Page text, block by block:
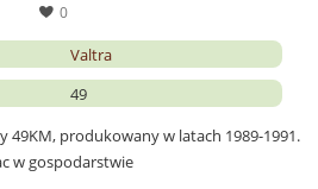
0
Valtra
49
49KM, produkowany w latach 1989-1991.
w gospodarstwie